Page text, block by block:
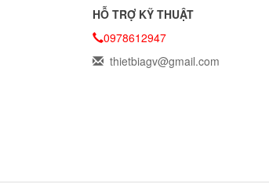
HỖ TRỢ KỸ THUẬT
0978612947
thietbiagv@gmail.com